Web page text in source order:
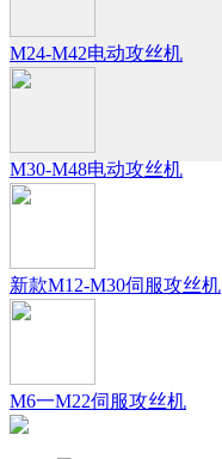
M24-M42电动攻丝机
M30-M48电动攻丝机
新款M12-M30伺服攻丝机
M6一M22伺服攻丝机